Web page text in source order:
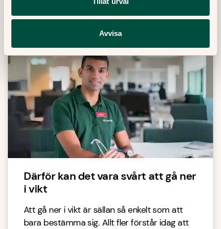
Avvisa
senaste inom sjukvård, hälsa och medicin.
Därför kan det vara svårt att gå ner
i vikt
Att gå ner i vikt är sällan så enkelt som att
bara bestämma sig. Allt fler förstår idag att